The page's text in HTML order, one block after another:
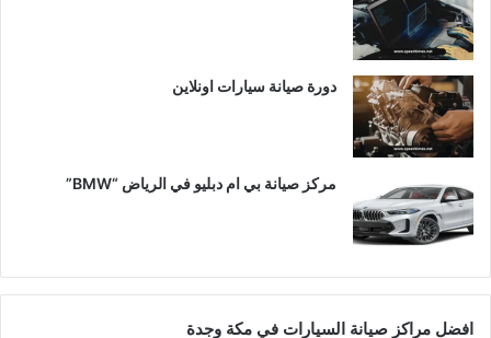
دورة صيانة سيارات اونلاين
مركز صيانة بي ام دبليو في الرياض “BMW”
افضل مراكز صيانة السيارات في مكة وجدة